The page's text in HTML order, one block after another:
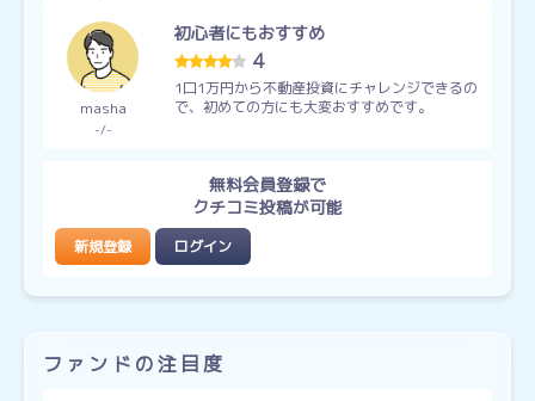
masha
- -
初心者にもおすすめ
4
1口1万円から不動産投資にチャレンジできるの
で、初めての方にも大変おすすめです。
無料会員登録で
クチコミ投稿が可能
新規登録 ログイン
ファンドの注目度